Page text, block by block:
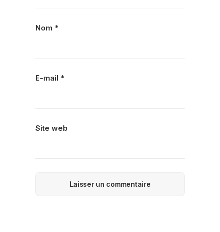
Nom *
E-mail *
Site web